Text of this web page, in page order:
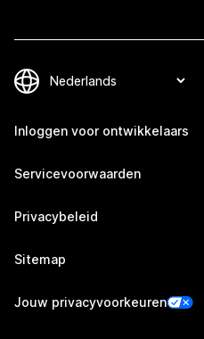
Inloggen voor ontwikkelaars
Servicevoorwaarden
Privacybeleid
Sitemap
Jouw privacyvoorkeuren